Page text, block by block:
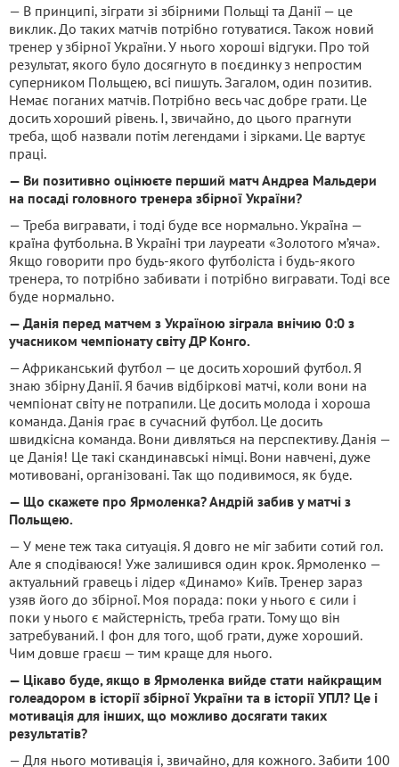
— В принципі, зіграти зі збірними Польщі та Данії — це
виклик. До таких матчів потрібно готуватися. Також новий
тренер у збірної України. У нього хороші відгуки. Про той
результат, якого було досягнуто в поєдинку з непростим
суперником Польщею, всі пишуть. Загалом, один позитив.
Немає поганих матчів. Потрібно весь час добре грати. Це
досить хороший рівень. І, звичайно, до цього прагнути
треба, щоб назвали потім легендами і зірками. Це вартує
праці.
— Ви позитивно оцінюєте перший матч Андреа Мальдери
на посаді головного тренера збірної України?
— Треба вигравати, і тоді буде все нормально. Україна —
країна футбольна. В Україні три лауреати «Золотого м’яча».
Якщо говорити про будь-якого футболіста і будь-якого
тренера, то потрібно забивати і потрібно вигравати. Тоді все
буде нормально.
— Данія перед матчем з Україною зіграла внічию 0:0 з
учасником чемпіонату світу ДР Конго.
— Африканський футбол — це досить хороший футбол. Я
знаю збірну Данії. Я бачив відбіркові матчі, коли вони на
чемпіонат світу не потрапили. Це досить молода і хороша
команда. Данія грає в сучасний футбол. Це досить
швидкісна команда. Вони дивляться на перспективу. Данія —
це Данія! Це такі скандинавські німці. Вони навчені, дуже
мотивовані, організовані. Так що подивимося, як буде.
— Що скажете про Ярмоленка? Андрій забив у матчі з
Польщею.
— У мене теж така ситуація. Я довго не міг забити сотий гол.
Але я сподіваюся! Уже залишився один крок. Ярмоленко —
актуальний гравець і лідер «Динамо» Київ. Тренер зараз
узяв його до збірної. Моя порада: поки у нього є сили і
поки у нього є майстерність, треба грати. Тому що він
затребуваний. І фон для того, щоб грати, дуже хороший.
Чим довше граєш — тим краще для нього.
— Цікаво буде, якщо в Ярмоленка вийде стати найкращим
голеадором в історії збірної України та в історії УПЛ? Це і
мотивація для інших, що можливо досягати таких
результатів?
— Для нього мотивація і, звичайно, для кожного. Забити 100